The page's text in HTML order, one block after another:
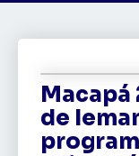
Macapá
de